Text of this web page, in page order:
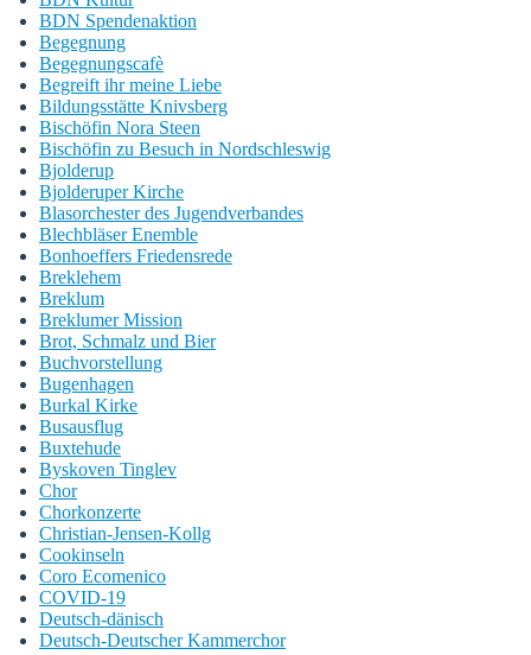
BDN Spendenaktion
Begegnung
Begegnungscafè
Begreift ihr meine Liebe
Bildungsstätte Knivsberg
Bischöfin Nora Steen
Bischöfin zu Besuch in Nordschleswig
Bjolderup
Bjolderuper Kirche
Blasorchester des Jugendverbandes
Blechbläser Enemble
Bonhoeffers Friedensrede
Breklehem
Breklum
Breklumer Mission
Brot, Schmalz und Bier
Buchvorstellung
Bugenhagen
Burkal Kirke
Busausflug
Buxtehude
Byskoven Tinglev
Chor
Chorkonzerte
Christian-Jensen-Kollg
Cookinseln
Coro Ecomenico
COVID-19
Deutsch-dänisch
Deutsch-Deutscher Kammerchor